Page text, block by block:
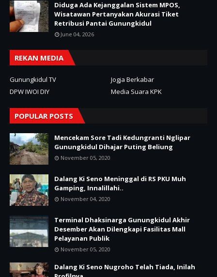
Diduga Ada Kejanggalan Sistem MPOS,
Wisatawan Pertanyakan Akurasi Tiket
Retribusi Pantai Gunungkidul
June 04, 2026
REKAN MEDIA
Gunungkidul TV
Jogja Berkabar
DPW IWOI DIY
Media Suara KPK
POPULAR POSTS
Mencekam Sore Tadi Kedungranti Nglipar
Gunungkidul Dihajar Puting Beliung
November 05, 2020
Dalang Ki Seno Meninggal di RS PKU Muh
Gamping, Innalillahi..
November 04, 2020
Terminal Dhaksinarga Gunungkidul Akhir
Desember Akan Dilengkapi Fasilitas Mall
Pelayanan Publik
November 05, 2020
Dalang Ki Seno Nugroho Telah Tiada, Inilah